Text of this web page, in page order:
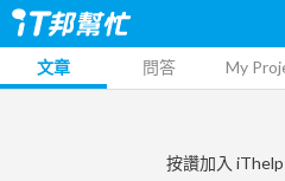
文章 問答 My
按讚加入